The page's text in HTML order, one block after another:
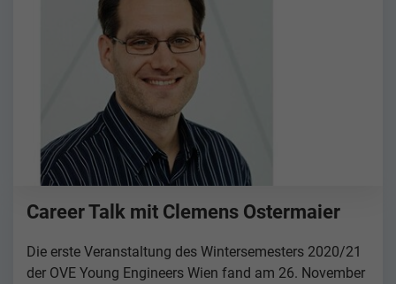
Career Talk mit Clemens Ostermaier
Die erste Veranstaltung des Wintersemesters 2020/21
der OVE Young Engineers Wien fand am 26. November